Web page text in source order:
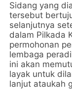
Sidang yang
tersebut
selanjutnya
dalam Pilkada
permohonan
lembaga
ini akan
layak untuk
lanjut ataukah